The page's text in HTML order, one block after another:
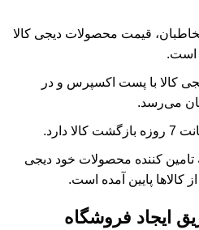
قیمت محصولات دیجی کالا
است.
کالا با پست اکسپرس و در
می‌رسد.
دارد.
تامین کننده محصولات خود دیجی
کالاها پایین آمده است.
ایجاد فروشگاه